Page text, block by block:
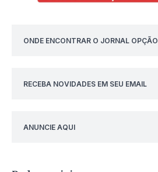
ONDE ENCONTRAR O JORNAL OPÇÃO
RECEBA NOVIDADES EM SEU EMAIL
ANUNCIE AQUI